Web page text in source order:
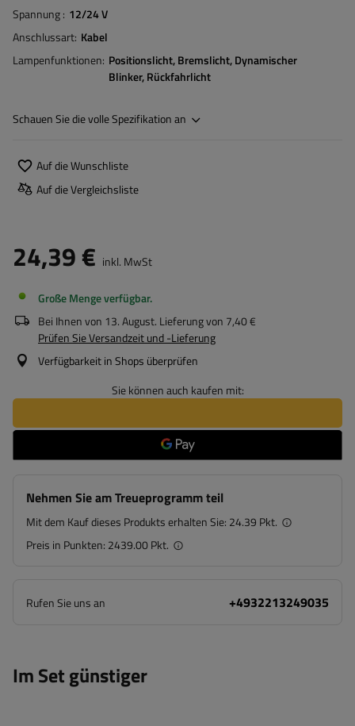
Spannung 12/24 V
Anschlussart Kabel
Lampenfunktionen Positionslicht Bremslicht Dynamischer
Blinker Rückfahrlicht
Schauen Sie die volle Spezifikation an
Auf die Wunschliste
Auf die Vergleichsliste
24,39 € inkl. MwSt
Große Menge verfügbar
Bei Ihnen von 13. August. Lieferung von 7,40 €
Prüfen Sie Versandzeit und -Lieferung
Verfügbarkeit in Shops überprüfen
Sie können auch kaufen mit:
Nehmen Sie am Treueprogramm teil
Mit dem Kauf dieses Produkts erhalten Sie: 24.39 Pkt.
Preis in Punkten: 2439.00 Pkt.
Rufen Sie uns an +4932213249035
Im Set günstiger